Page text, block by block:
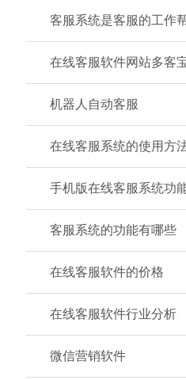
客服系统是客服的工作
在线客服软件网站多客
机器人自动客服
在线客服系统的使用方
手机版在线客服系统功
客服系统的功能有哪些
在线客服软件的价格
在线客服软件行业分析
微信营销软件